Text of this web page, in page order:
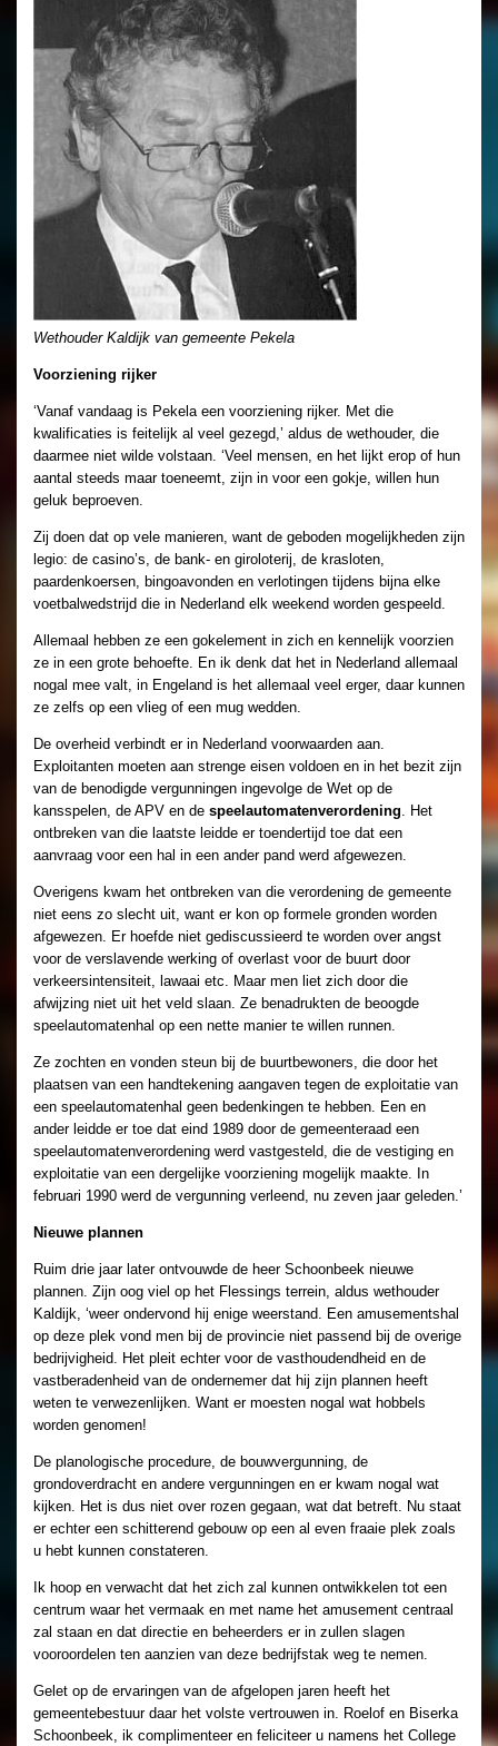
Wethouder Kaldijk van gemeente Pekela
Voorziening rijker
‘Vanaf vandaag is Pekela een voorziening rijker. Met die
kwalificaties is feitelijk al veel gezegd,’ aldus de wethouder, die
daarmee niet wilde volstaan. ‘Veel mensen, en het lijkt erop of hun
aantal steeds maar toeneemt, zijn in voor een gokje, willen hun
geluk beproeven.
Zij doen dat op vele manieren, want de geboden mogelijkheden zijn
legio: de casino’s, de bank- en giroloterij, de krasloten,
paardenkoersen, bingoavonden en verlotingen tijdens bijna elke
voetbalwedstrijd die in Nederland elk weekend worden gespeeld.
Allemaal hebben ze een gokelement in zich en kennelijk voorzien
ze in een grote behoefte. En ik denk dat het in Nederland allemaal
nogal mee valt, in Engeland is het allemaal veel erger, daar kunnen
ze zelfs op een vlieg of een mug wedden.
De overheid verbindt er in Nederland voorwaarden aan.
Exploitanten moeten aan strenge eisen voldoen en in het bezit zijn
van de benodigde vergunningen ingevolge de Wet op de
kansspelen, de APV en de speelautomatenverordening. Het
ontbreken van die laatste leidde er toendertijd toe dat een
aanvraag voor een hal in een ander pand werd afgewezen.
Overigens kwam het ontbreken van die verordening de gemeente
niet eens zo slecht uit, want er kon op formele gronden worden
afgewezen. Er hoefde niet gediscussieerd te worden over angst
voor de verslavende werking of overlast voor de buurt door
verkeersintensiteit, lawaai etc. Maar men liet zich door die
afwijzing niet uit het veld slaan. Ze benadrukten de beoogde
speelautomatenhal op een nette manier te willen runnen.
Ze zochten en vonden steun bij de buurtbewoners, die door het
plaatsen van een handtekening aangaven tegen de exploitatie van
een speelautomatenhal geen bedenkingen te hebben. Een en
ander leidde er toe dat eind 1989 door de gemeenteraad een
speelautomatenverordening werd vastgesteld, die de vestiging en
exploitatie van een dergelijke voorziening mogelijk maakte. In
februari 1990 werd de vergunning verleend, nu zeven jaar geleden.’
Nieuwe plannen
Ruim drie jaar later ontvouwde de heer Schoonbeek nieuwe
plannen. Zijn oog viel op het Flessings terrein, aldus wethouder
Kaldijk, ‘weer ondervond hij enige weerstand. Een amusementshal
op deze plek vond men bij de provincie niet passend bij de overige
bedrijvigheid. Het pleit echter voor de vasthoudendheid en de
vastberadenheid van de ondernemer dat hij zijn plannen heeft
weten te verwezenlijken. Want er moesten nogal wat hobbels
worden genomen!
De planologische procedure, de bouwvergunning, de
grondoverdracht en andere vergunningen en er kwam nogal wat
kijken. Het is dus niet over rozen gegaan, wat dat betreft. Nu staat
er echter een schitterend gebouw op een al even fraaie plek zoals
u hebt kunnen constateren.
Ik hoop en verwacht dat het zich zal kunnen ontwikkelen tot een
centrum waar het vermaak en met name het amusement centraal
zal staan en dat directie en beheerders er in zullen slagen
vooroordelen ten aanzien van deze bedrijfstak weg te nemen.
Gelet op de ervaringen van de afgelopen jaren heeft het
gemeentebestuur daar het volste vertrouwen in. Roelof en Biserka
Schoonbeek, ik complimenteer en feliciteer u namens het College